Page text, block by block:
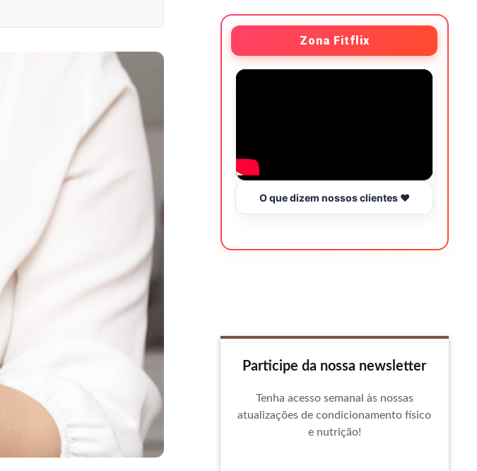
Zona Fitflix
O que dizem nossos clientes ❤️
Participe da nossa newsletter
Tenha acesso semanal às nossas
atualizações de condicionamento físico
e nutrição!